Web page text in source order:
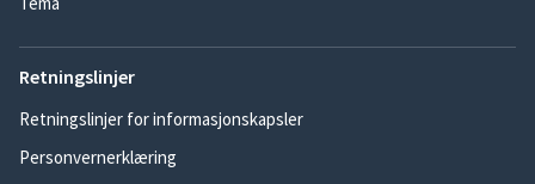
Retningslinjer
Retningslinjer for informasjonskapsler
Personvernerklæring